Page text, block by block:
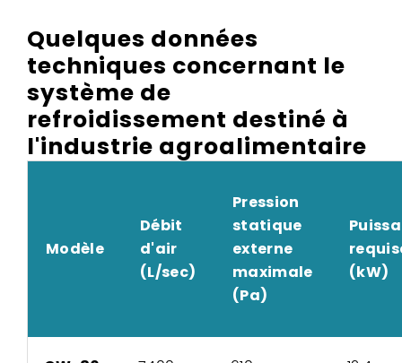
Quelques données
techniques concernant le
système de
refroidissement destiné à
l'industrie agroalimentaire
Modèle
Débit
d'air
(L/sec)
Pression
statique
externe
maximale
(Pa)
(kW)